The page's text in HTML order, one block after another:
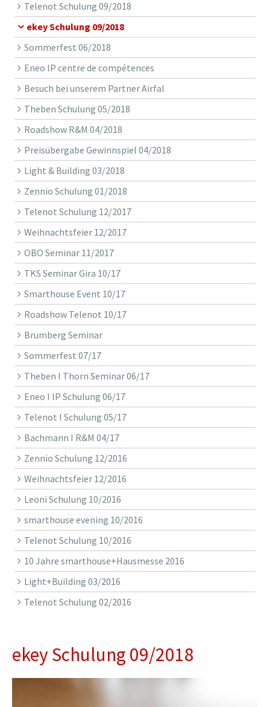
Telenot Schulung 09/2018
ekey Schulung 09/2018
Sommerfest 06/2018
Eneo IP centre de compétences
Besuch bei unserem Partner Airfal
Theben Schulung 05/2018
Roadshow R&M 04/2018
Preisübergabe Gewinnspiel 04/2018
Light & Building 03/2018
Zennio Schulung 01/2018
Telenot Schulung 12/2017
Weihnachtsfeier 12/2017
OBO Seminar 11/2017
TKS Seminar Gira 10/17
Smarthouse Event 10/17
Roadshow Telenot 10/17
Brumberg Seminar
Sommerfest 07/17
Theben I Thorn Seminar 06/17
Eneo I IP Schulung 06/17
Telenot I Schulung 05/17
Bachmann I R&M 04/17
Zennio Schulung 12/2016
Weihnachtsfeier 12/2016
Leoni Schulung 10/2016
smarthouse evening 10/2016
Telenot Schulung 10/2016
10 Jahre smarthouse+Hausmesse 2016
Light+Building 03/2016
Telenot Schulung 02/2016
ekey Schulung 09/2018